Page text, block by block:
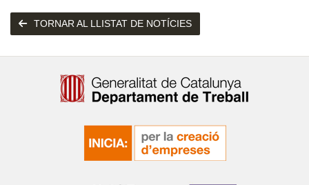
TORNAR AL LLISTAT DE NOTÍCIES